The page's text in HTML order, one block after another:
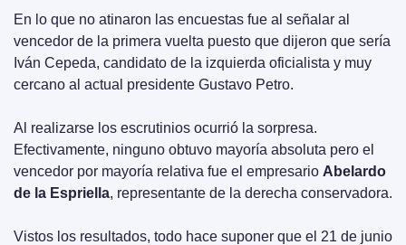
En lo que no atinaron las encuestas fue al señalar al
vencedor de la primera vuelta puesto que dijeron que sería
Iván Cepeda, candidato de la izquierda oficialista y muy
cercano al actual presidente Gustavo Petro.
Al realizarse los escrutinios ocurrió la sorpresa.
Efectivamente, ninguno obtuvo mayoría absoluta pero el
vencedor por mayoría relativa fue el empresario Abelardo
de la Espriella, representante de la derecha conservadora.
Vistos los resultados, todo hace suponer que el 21 de junio